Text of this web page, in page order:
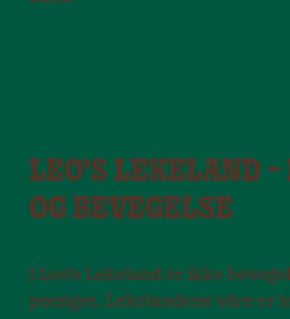
LEO’S LEKELAND
OG BEVEGELSE
I Leo’s Lekeland er ikke
poenget. Lekelandene våre er